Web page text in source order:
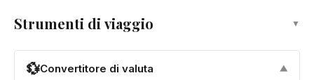
Strumenti di viaggio ▼
💱Convertitore di valuta ▼